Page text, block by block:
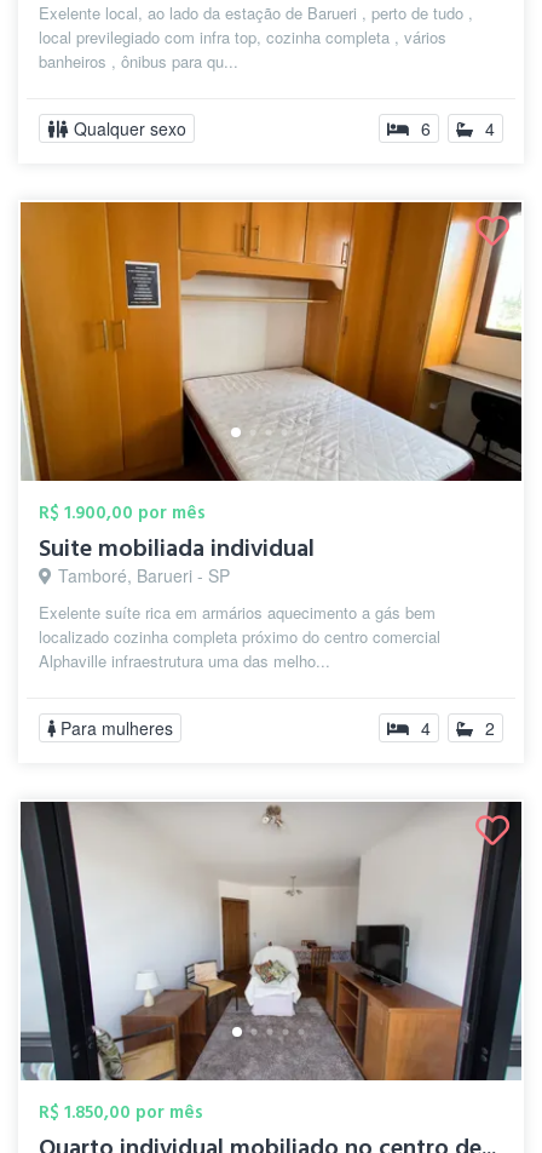
Exelente local, ao lado da estação de Barueri , perto de tudo ,
local previlegiado com infra top, cozinha completa , vários
banheiros , ônibus para qu...
Qualquer sexo 6 4
R$ 1.900,00 por mês
Suite mobiliada individual
Tamboré, Barueri - SP
Exelente suíte rica em armários aquecimento a gás bem
localizado cozinha completa próximo do centro comercial
Alphaville infraestrutura uma das melho...
Para mulheres 4 2
R$ 1.850,00 por mês